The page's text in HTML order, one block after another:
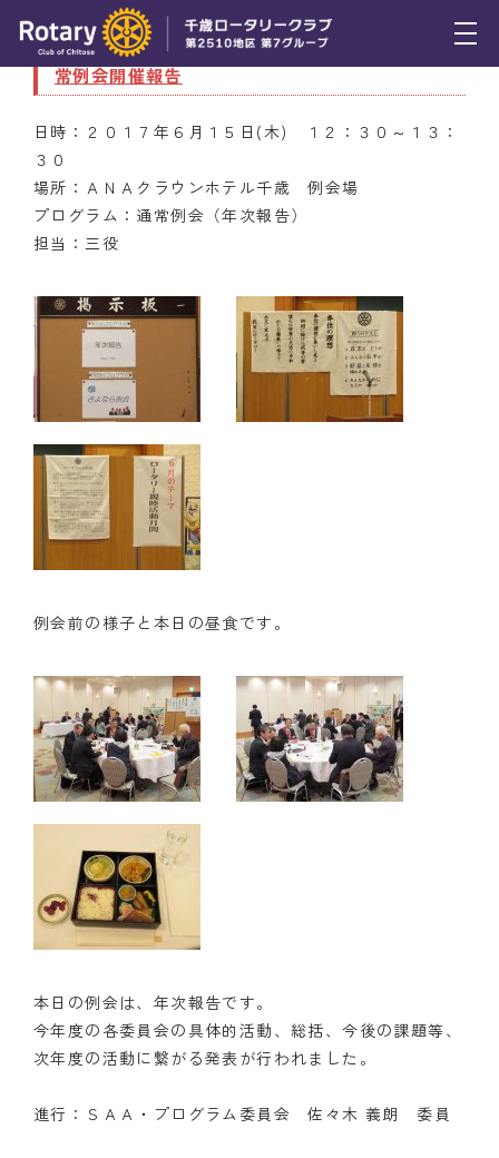
トピックス
例会報告
活動報告
理事会報告
スケジュール
年間プログラム
組織図
クラブのあゆみ
クラブの歴史
案内
例会場・事務局の案内
リンク集
入会のご案内
6月15日（木） 第３６回（通算２４６９回）通
常例会開催報告
日時：２０１７年６月１５日(木) １２：３０～１３：
３０
場所：ＡＮＡクラウンホテル千歳 例会場
プログラム：通常例会（年次報告）
担当：三役
例会前の様子と本日の昼食です。
本日の例会は、年次報告です。
今年度の各委員会の具体的活動、総括、今後の課題等、
次年度の活動に繋がる発表が行われました。
進行：ＳＡＡ・プログラム委員会 佐々木 義朗 委員